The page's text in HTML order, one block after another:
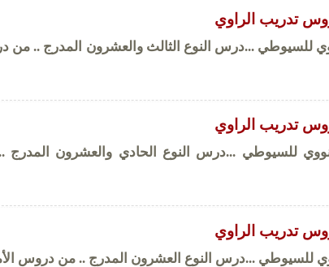
تدريب الراوي
للسيوطي ...درس النوع الثالث والعشرون المدرج .. من
تدريب الراوي
للسيوطي ...درس النوع الحادي والعشرون
تدريب الراوي
للسيوطي ...درس النوع العشرون المدرج .. من دروس